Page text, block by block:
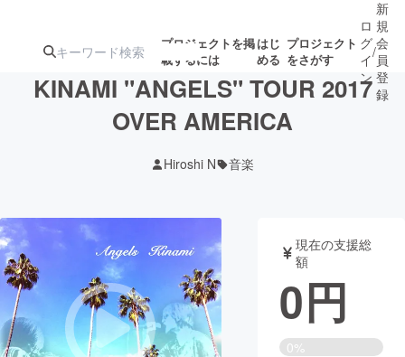
プロジェクトを掲
載するには
はじ
める
プロジェクト
をさがす
ジェクト
募集終了が近いプ
ロジェクト
アート・写真 音楽
テクノロジー・ガジェット ゲーム・サ
映像・映画 書籍・雑誌
ロ
グ
イ
ン
/
新
規
会
員
登
録
KINAMI "ANGELS" TOUR 2017
OVER AMERICA
Hiroshi N 音楽
現在の支援総
額
0円
0%